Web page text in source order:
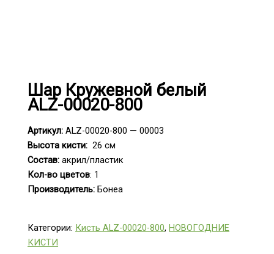
Шар Кружевной белый
ALZ-00020-800
Артикул:ALZ-00020-800 — 00003
Высота кисти:26 см
Состав: акрил/пластик
Кол-во цветов: 1
Производитель: Бонеа
Категории: Кисть ALZ-00020-800,НОВОГОДНИЕ
КИСТИ